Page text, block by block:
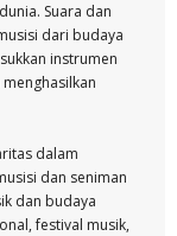
Suara dan
dari budaya
instrumen
dalam
dan seniman
dan budaya
festival musik,